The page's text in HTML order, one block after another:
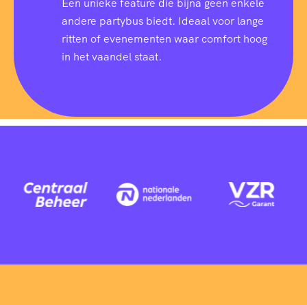
Een unieke feature die bijna geen enkele
andere partybus biedt. Ideaal voor lange
ritten of evenementen waar comfort hoog
in het vaandel staat.